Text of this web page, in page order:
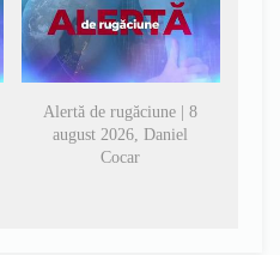
Alertă de rugăciune | 8
august 2026, Daniel
Cocar